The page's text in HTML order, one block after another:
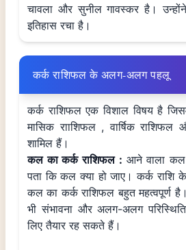
चावला और सुनील गावस्कर है।
इतिहास रचा है।
कर्क राशिफल के अलग-अलग पहलू
कर्क राशिफल एक विशाल विषय है
मासिक रााशिफल , वार्षिक राशिफल
शामिल हैं।
कल का कर्क राशिफल : आने वाला
पता कि कल क्या हो जाए। कर्क राशि
कल का कर्क राशिफल बहुत महत्वपूर्ण
भी संभावना और अलग-अलग
लिए तैयार रह सकते हैं।